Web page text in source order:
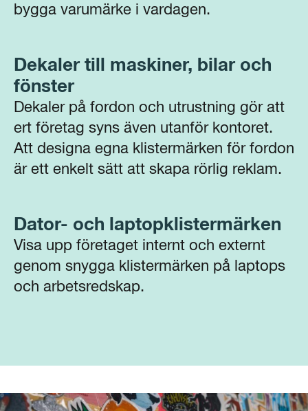
bygga varumärke i vardagen.
Dekaler till maskiner, bilar och
fönster
Dekaler på fordon och utrustning gör att
ert företag syns även utanför kontoret.
Att designa egna klistermärken för fordon
är ett enkelt sätt att skapa rörlig reklam.
Dator- och laptopklistermärken
Visa upp företaget internt och externt
genom snygga klistermärken på laptops
och arbetsredskap.